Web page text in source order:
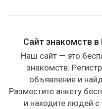
Сайт знакомств
Наш сайт — это
знакомств.
объявление и
Разместите анкету
и находите людей